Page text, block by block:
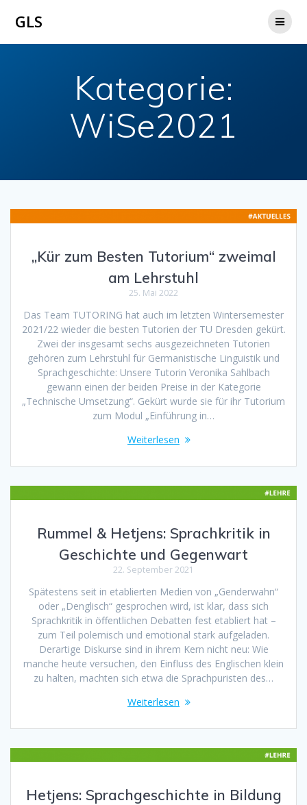
GLS
Kategorie:
WiSe2021
„Kür zum Besten Tutorium“ zweimal
am Lehrstuhl
25. Mai 2022
Das Team TUTORING hat auch im letzten Wintersemester
2021/22 wieder die besten Tutorien der TU Dresden gekürt.
Zwei der insgesamt sechs ausgezeichneten Tutorien
gehören zum Lehrstuhl für Germanistische Linguistik und
Sprachgeschichte: Unsere Tutorin Veronika Sahlbach
gewann einen der beiden Preise in der Kategorie
„Technische Umsetzung“. Gekürt wurde sie für ihr Tutorium
zum Modul „Einführung in…
Weiterlesen
Rummel & Hetjens: Sprachkritik in
Geschichte und Gegenwart
22. September 2021
Spätestens seit in etablierten Medien von „Genderwahn“
oder „Denglisch“ gesprochen wird, ist klar, dass sich
Sprachkritik in öffentlichen Debatten fest etabliert hat –
zum Teil polemisch und emotional stark aufgeladen.
Derartige Diskurse sind in ihrem Kern nicht neu: Wie
manche heute versuchen, den Einfluss des Englischen klein
zu halten, machten sich etwa die Sprachpuristen des…
Weiterlesen
Hetjens: Sprachgeschichte in Bildung